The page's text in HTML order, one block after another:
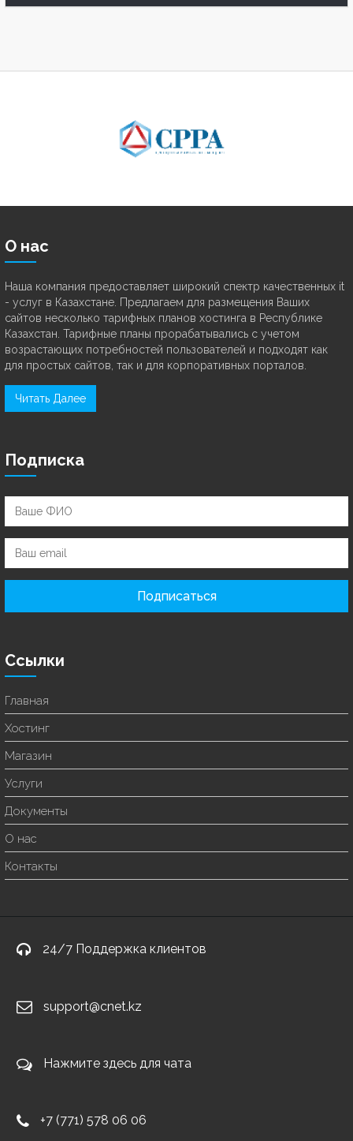
О нас
Наша компания предоставляет широкий спектр качественных it
- услуг в Казахстане. Предлагаем для размещения Ваших
сайтов несколько тарифных планов хостинга в Республике
Казахстан. Тарифные планы прорабатывались с учетом
возрастающих потребностей пользователей и подходят как
для простых сайтов, так и для корпоративных порталов.
Читать Далее
Подписка
Подписаться
Ссылки
Главная
Хостинг
Магазин
Услуги
Документы
О нас
Контакты
24/7 Поддержка клиентов
support@cnet.kz
Нажмите здесь для чата
+7 (771) 578 06 06